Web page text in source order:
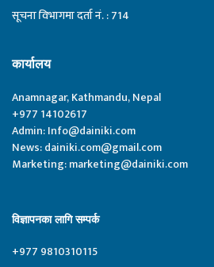
सूचना विभागमा दर्ता नं. : 714
कार्यालय
Anamnagar, Kathmandu, Nepal
+977 14102617
Admin:Info@dainiki.com
News:dainiki.com@gmail.com
Marketing:marketing@dainiki.com
विज्ञापनका लागि सम्पर्क
+977 9810310115